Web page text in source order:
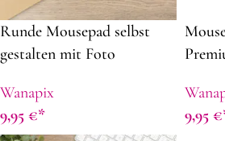
Runde Mousepad selbst
gestalten mit Foto
Wanapix
9,95 €
9,95 €